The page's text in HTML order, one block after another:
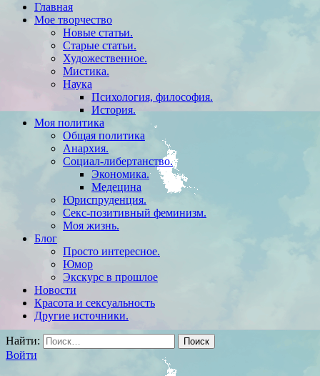
Главная
Мое творчество
Новые статьи.
Старые статьи.
Художественное.
Мистика.
Наука
Психология, философия.
История.
Моя политика
Общая политика
Анархия.
Социал-либертанство.
Экономика.
Медецина
Юриспруденция.
Секс-позитивный феминизм.
Моя жизнь.
Блог
Просто интересное.
Юмор
Экскурс в прошлое
Новости
Красота и сексуальность
Другие источники.
Найти:
Войти